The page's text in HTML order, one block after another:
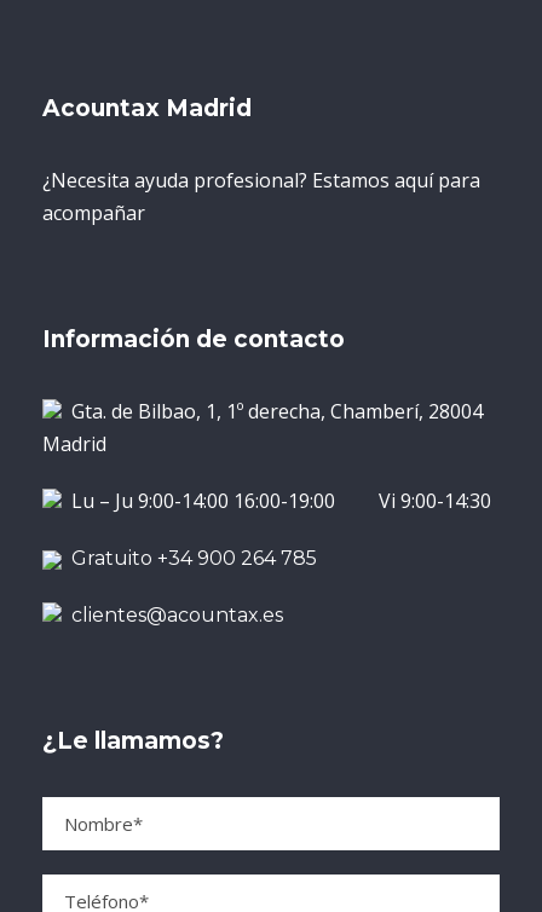
Acountax Madrid
¿Necesita ayuda profesional? Estamos aquí para
acompañar
Información de contacto
Gta. de Bilbao, 1, 1º derecha, Chamberí, 28004
Madrid
Lu – Ju 9:00-14:00 16:00-19:00 Vi 9:00-14:30
Gratuito +34 900 264 785
clientes@acountax.es
¿Le llamamos?